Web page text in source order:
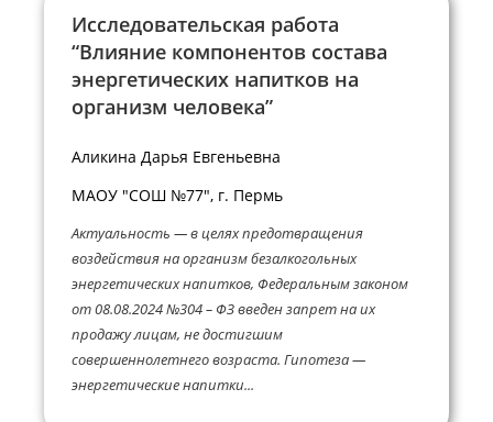
Исследовательская работа
“Влияние компонентов состава
энергетических напитков на
организм человека”
Аликина Дарья Евгеньевна
МАОУ "СОШ №77", г. Пермь
Актуальность — в целях предотвращения
воздействия на организм безалкогольных
энергетических напитков, Федеральным законом
от 08.08.2024 №304 – ФЗ введен запрет на их
продажу лицам, не достигшим
совершеннолетнего возраста. Гипотеза —
энергетические напитки...